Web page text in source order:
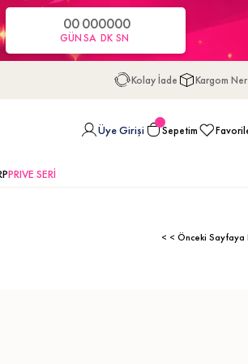
00
GÜN
00
SA
00
DK
00
SN
Kolay İade Kargom
Üye Girişi Sepetim
PRIVE SERİ
< < Önceki Sayfaya